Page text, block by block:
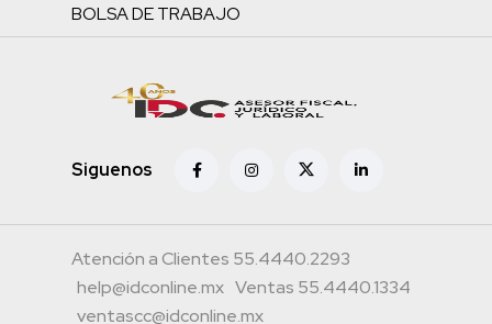
BOLSA DE TRABAJO
Siguenos
Atención a Clientes 55.4440.2293
help@idconline.mx Ventas 55.4440.1334
ventascc@idconline.mx